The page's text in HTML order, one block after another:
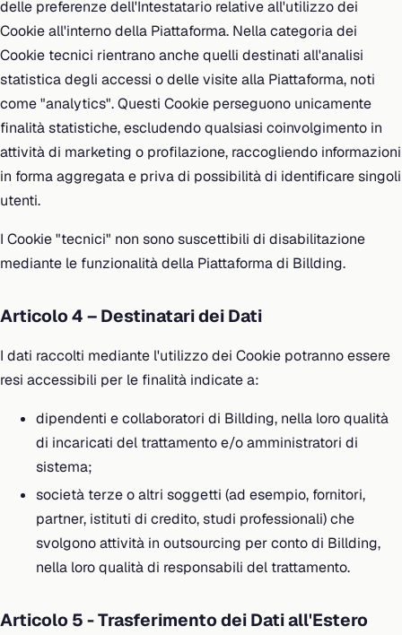
delle preferenze dell'Intestatario relative all'utilizzo dei
Cookie all'interno della Piattaforma. Nella categoria dei
Cookie tecnici rientrano anche quelli destinati all'analisi
statistica degli accessi o delle visite alla Piattaforma, noti
come "analytics". Questi Cookie perseguono unicamente
finalità statistiche, escludendo qualsiasi coinvolgimento in
attività di marketing o profilazione, raccogliendo informazioni
in forma aggregata e priva di possibilità di identificare singoli
utenti.
I Cookie "tecnici" non sono suscettibili di disabilitazione
mediante le funzionalità della Piattaforma di Billding.
Articolo 4 – Destinatari dei Dati
I dati raccolti mediante l'utilizzo dei Cookie potranno essere
resi accessibili per le finalità indicate a:
dipendenti e collaboratori di Billding, nella loro qualità
di incaricati del trattamento e/o amministratori di
sistema;
società terze o altri soggetti (ad esempio, fornitori,
partner, istituti di credito, studi professionali) che
svolgono attività in outsourcing per conto di Billding,
nella loro qualità di responsabili del trattamento.
Articolo 5 - Trasferimento dei Dati all'Estero